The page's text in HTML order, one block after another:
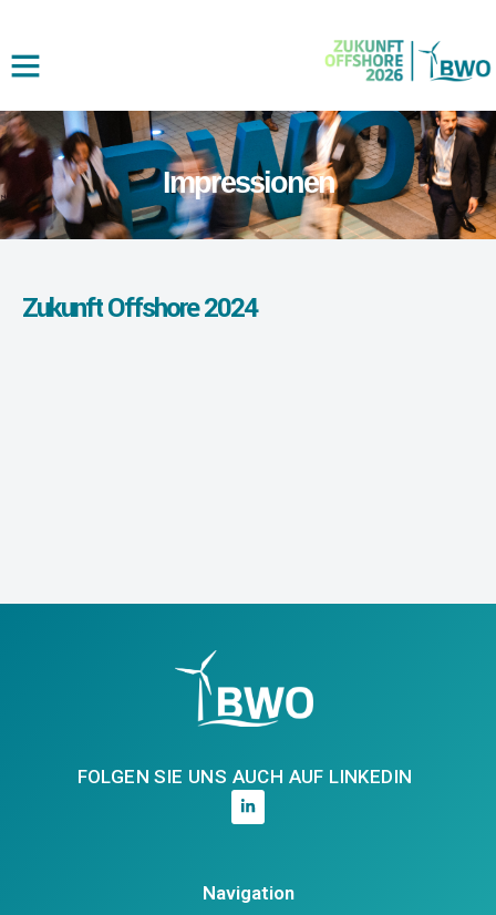
Impressionen
Zukunft Offshore 2024​​
FOLGEN SIE UNS AUCH AUF LINKEDIN
Navigation